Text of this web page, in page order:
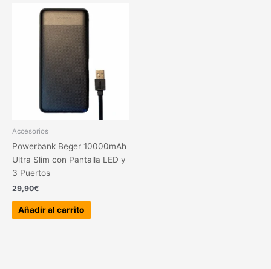
Accesorios
Powerbank Beger 10000mAh
Ultra Slim con Pantalla LED y
3 Puertos
29,90€
Añadir al carrito